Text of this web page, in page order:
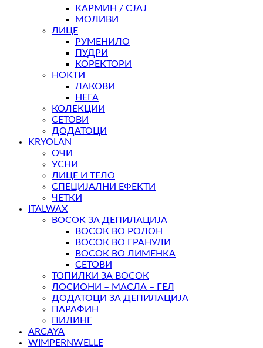
КАРМИН / СЈАЈ
МОЛИВИ
ЛИЦЕ
РУМЕНИЛО
ПУДРИ
КОРЕКТОРИ
НОКТИ
ЛАКОВИ
НЕГА
КОЛЕКЦИИ
СЕТОВИ
ДОДАТОЦИ
KRYOLAN
ОЧИ
УСНИ
ЛИЦЕ И ТЕЛО
СПЕЦИЈАЛНИ ЕФЕКТИ
ЧЕТКИ
ITALWAX
ВОСОК ЗА ДЕПИЛАЦИЈА
ВОСОК ВО РОЛОН
ВОСОК ВО ГРАНУЛИ
ВОСОК ВО ЛИМЕНКА
СЕТОВИ
ТОПИЛКИ ЗА ВОСОК
ЛОСИОНИ – МАСЛА – ГЕЛ
ДОДАТОЦИ ЗА ДЕПИЛАЦИЈА
ПАРАФИН
ПИЛИНГ
ARCAYA
WIMPERNWELLE